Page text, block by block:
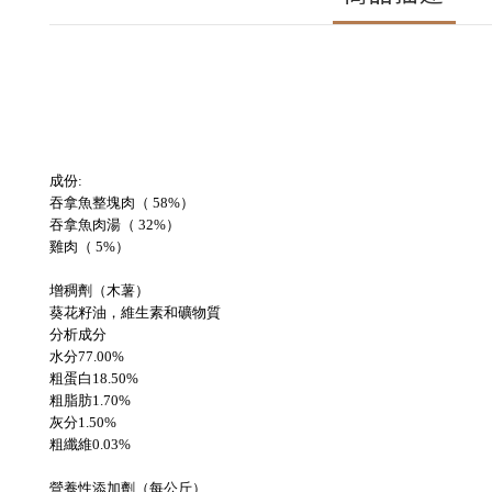
成份:
吞拿魚整塊肉（ 58%）
吞拿魚肉湯（ 32%）
雞肉（ 5%）
增稠劑（木薯）
葵花籽油，維生素和礦物質
分析成分
水分77.00%
粗蛋白18.50%
粗脂肪1.70%
灰分1.50%
粗纖維0.03%
營養性添加劑（每公斤）